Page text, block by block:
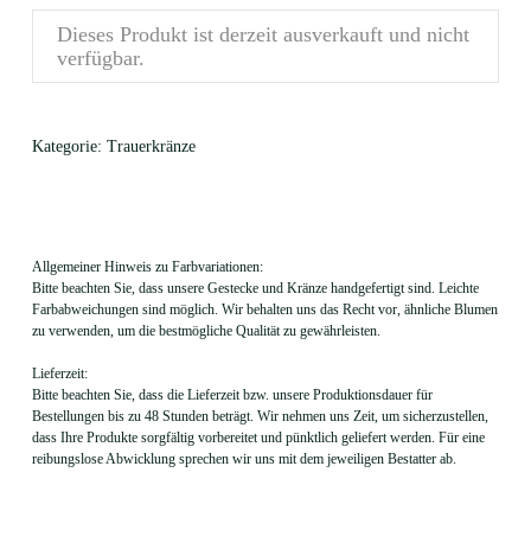
Dieses Produkt ist derzeit ausverkauft und nicht
verfügbar.
Kategorie: Trauerkränze
Allgemeiner Hinweis zu Farbvariationen:
Bitte beachten Sie, dass unsere Gestecke und Kränze handgefertigt sind. Leichte
Farbabweichungen sind möglich. Wir behalten uns das Recht vor, ähnliche Blumen
zu verwenden, um die bestmögliche Qualität zu gewährleisten.
Lieferzeit:
Bitte beachten Sie, dass die Lieferzeit bzw. unsere Produktionsdauer für
Bestellungen bis zu 48 Stunden beträgt. Wir nehmen uns Zeit, um sicherzustellen,
dass Ihre Produkte sorgfältig vorbereitet und pünktlich geliefert werden. Für eine
reibungslose Abwicklung sprechen wir uns mit dem jeweiligen Bestatter ab.